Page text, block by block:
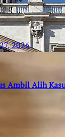
2026
Ambil Alih